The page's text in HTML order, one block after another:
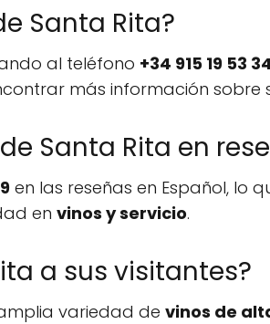
Santa Rita?
al teléfono +34 915 19 53
más información sobre
Santa Rita en
en las reseñas en Español, lo
en vinos y servicio.
a sus visitantes?
variedad de vinos de